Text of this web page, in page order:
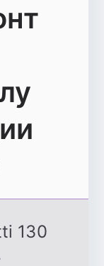
130